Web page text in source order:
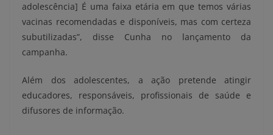
adolescência] É uma faixa etária em que temos várias
vacinas recomendadas e disponíveis, mas com certeza
subutilizadas”, disse Cunha no lançamento da
campanha.
Além dos adolescentes, a ação pretende atingir
educadores, responsáveis, profissionais de saúde e
difusores de informação.